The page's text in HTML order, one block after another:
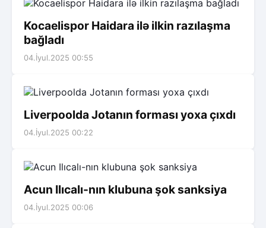
Kocaelispor Haidara ilə ilkin razılaşma
bağladı
04.İyul.2025 00:55
Liverpoolda Jotanın forması yoxa çıxdı
04.İyul.2025 00:22
Acun Ilıcalı-nın klubuna şok sanksiya
04.İyul.2025 00:06